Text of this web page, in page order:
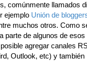
comúnmente llamados
ejemplo Unión de
muchos otros. Como
parte de algunos de esos
agregar canales
Outlook, etc) y también